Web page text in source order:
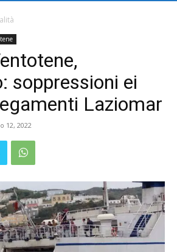
soppressioni ei
Laziomar
12, 2022